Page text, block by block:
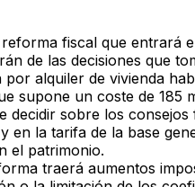
fiscal que entrará
de las decisiones que
alquiler de vivienda
supone un coste de 185
decidir sobre los
en la tarifa de la base
el patrimonio.
traerá aumentos